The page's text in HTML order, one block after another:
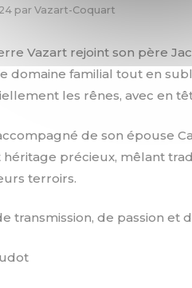
par Vazart-Coquart
Vazart rejoint son père
domaine familial tout en
les rênes, avec en
de son épouse
précieux, mêlant
terroirs.
transmission, de passion et